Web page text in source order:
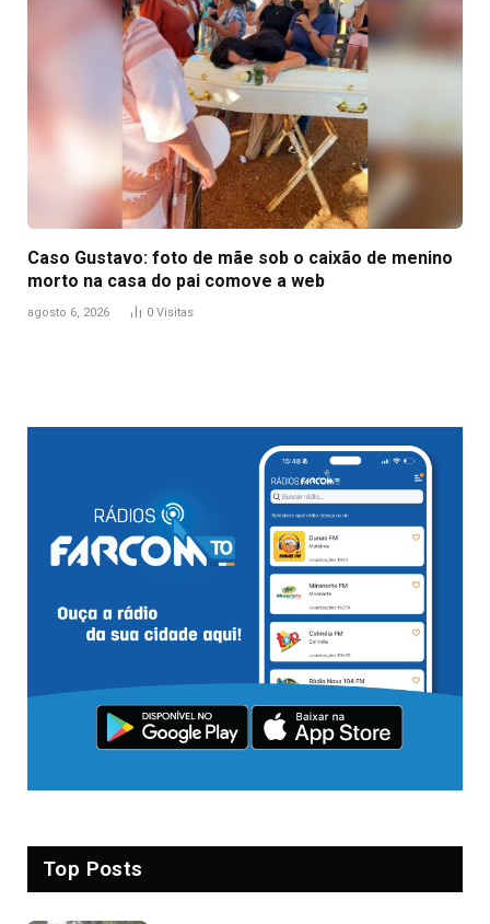
Caso Gustavo: foto de mãe sob o caixão de menino
morto na casa do pai comove a web
agosto 6, 2026 0 Visitas
Top Posts